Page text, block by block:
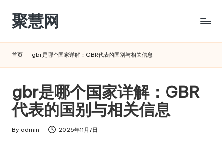
Skip
content
聚慧网
首页 - gbr是哪个国家详解：GBR代表的国别与相关信息
gbr是哪个国家详解：GBR
代表的国别与相关信息
Posted
By admin 2025年11月7日